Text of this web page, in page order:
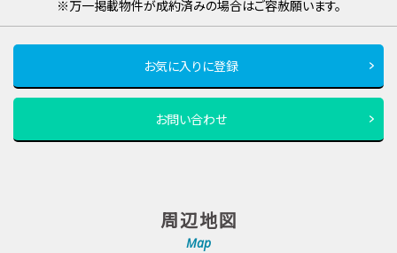
※万一掲載物件が成約済みの場合はご容赦願います。
お気に入りに登録
お問い合わせ
周辺地図
Map